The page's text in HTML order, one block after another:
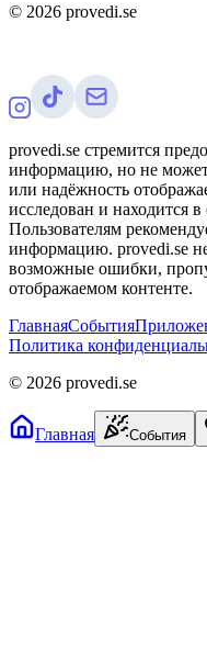
© 2026 provedi.se
provedi.se стремится
информацию, но не может
или надёжность
исследован и находится
Пользователям
информацию. provedi.se не
возможные ошибки,
отображаемом контенте.
ГлавнаяСобытия
Политика
© 2026 provedi.se
Главная События